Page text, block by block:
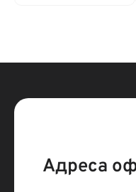
Адреса